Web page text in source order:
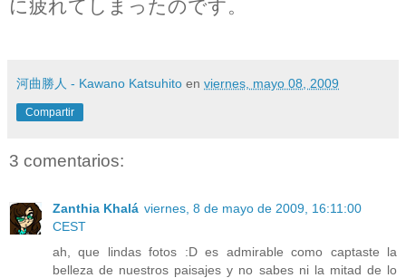
に疲れてしまったのです。
河曲勝人 - Kawano Katsuhito en viernes, mayo 08, 2009
Compartir
3 comentarios:
Zanthia Khalá viernes, 8 de mayo de 2009, 16:11:00
CEST
ah, que lindas fotos :D es admirable como captaste la
belleza de nuestros paisajes y no sabes ni la mitad de lo